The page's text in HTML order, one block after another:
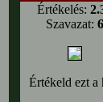
Értékelés:
Szavazat: 6
Értékeld ezt a